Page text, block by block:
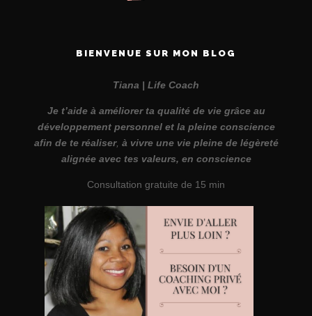
BIENVENUE SUR MON BLOG
Tiana | Life Coach
Je t’aide à améliorer ta qualité de vie grâce au
développement personnel et la pleine conscience
afin de te réaliser, à vivre une vie pleine de légèreté
alignée avec tes valeurs, en conscience
Consultation gratuite de 15 min